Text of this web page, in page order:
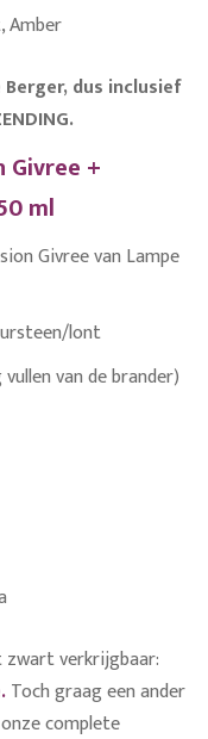
Amber
Berger, dus inclusief
+
ml
Givree van Lampe
lont
van de brander)
zwart verkrijgbaar:
Toch graag een ander
complete